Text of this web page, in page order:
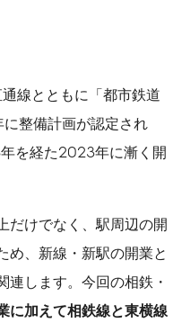
線とともに「都市鉄道
整備計画が認定され
を経た2023年に漸く開
だけでなく、駅周辺の開
め、新線・新駅の開業と
連します。今回の相鉄・
に加えて相鉄線と東横線